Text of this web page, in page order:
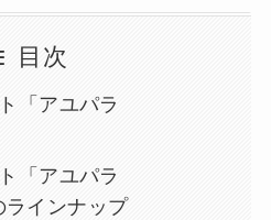
目次
「アユパラ
「アユパラ
ラインナップ